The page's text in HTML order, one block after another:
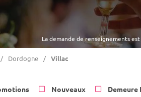
La demande de renseignements
Dordogne Villac
Nouveaux